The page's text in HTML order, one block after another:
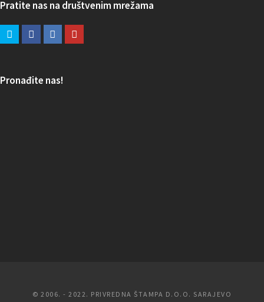
Pratite nas na društvenim mrežama
Pronađite nas!
© 2006. - 2022. PRIVREDNA ŠTAMPA D.O.O. SARAJEVO